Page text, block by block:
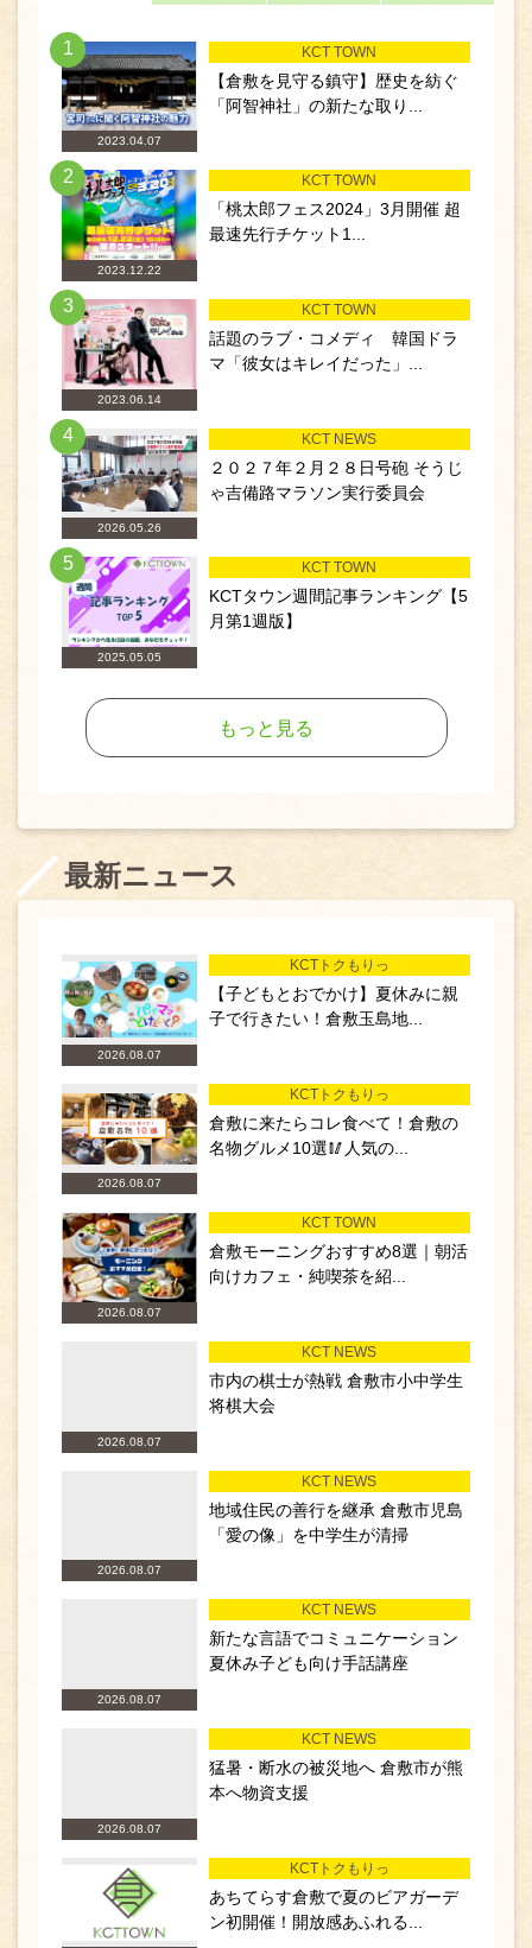
1
2023.04.07
KCT TOWN
【倉敷を見守る鎮守】歴史を紡ぐ
「阿智神社」の新たな取り...
2
2023.12.22
KCT TOWN
「桃太郎フェス2024」3月開催 超
最速先行チケット1...
3
2023.06.14
KCT TOWN
話題のラブ・コメディ 韓国ドラ
マ「彼女はキレイだった」...
4
2026.05.26
KCT NEWS
２０２７年２月２８日号砲 そうじ
ゃ吉備路マラソン実行委員会
5
2025.05.05
KCT TOWN
KCTタウン週間記事ランキング【5
月第1週版】
もっと見る
最新ニュース
2026.08.07
KCTトクもりっ
【子どもとおでかけ】夏休みに親
子で行きたい！倉敷玉島地...
2026.08.07
KCTトクもりっ
倉敷に来たらコレ食べて！倉敷の
名物グルメ10選🥢人気の...
2026.08.07
KCT TOWN
倉敷モーニングおすすめ8選｜朝活
向けカフェ・純喫茶を紹...
2026.08.07
KCT NEWS
市内の棋士が熱戦 倉敷市小中学生
将棋大会
2026.08.07
KCT NEWS
地域住民の善行を継承 倉敷市児島
「愛の像」を中学生が清掃
2026.08.07
KCT NEWS
新たな言語でコミュニケーション
夏休み子ども向け手話講座
2026.08.07
KCT NEWS
猛暑・断水の被災地へ 倉敷市が熊
本へ物資支援
KCTトクもりっ
あちてらす倉敷で夏のビアガーデ
ン初開催！開放感あふれる...